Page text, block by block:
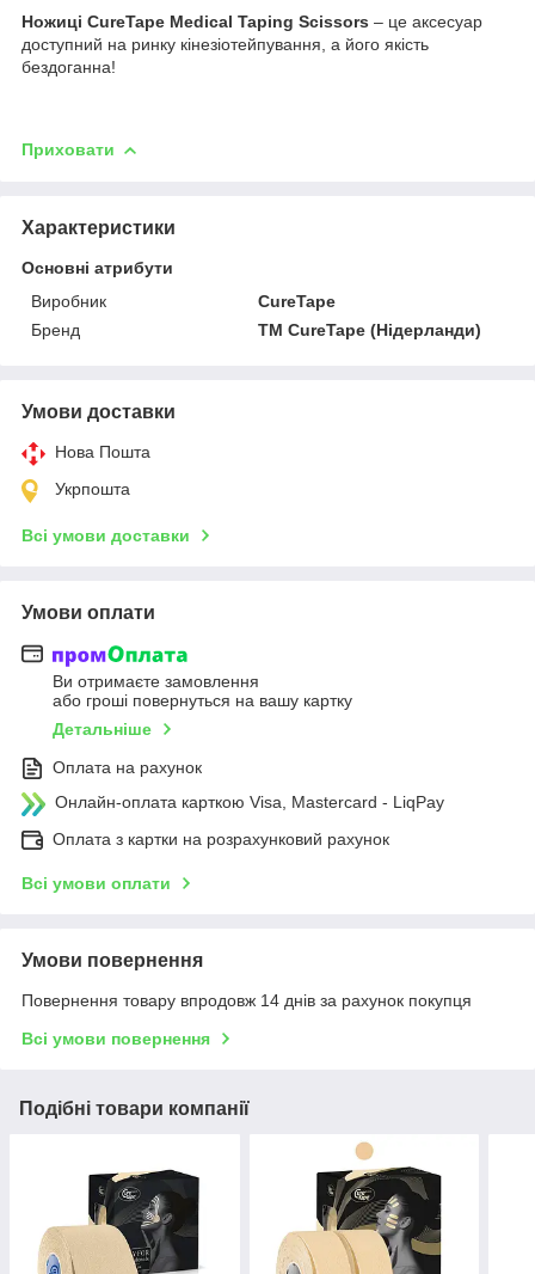
Ножиці CureTape Medical Taping Scissors – це аксесуар
доступний на ринку кінезіотейпування, а його якість
бездоганна!
Приховати
Характеристики
Основні атрибути
Виробник
CureTape
Бренд
TM CureTape (Нідерланди)
Умови доставки
Нова Пошта
Укрпошта
Всі умови доставки
Умови оплати
Ви отримаєте замовлення
або гроші повернуться на вашу картку
Детальніше
Оплата на рахунок
Онлайн-оплата карткою Visa, Mastercard - LiqPay
Оплата з картки на розрахунковий рахунок
Всі умови оплати
Умови повернення
Повернення товару впродовж 14 днів за рахунок покупця
Всі умови повернення
Подібні товари компанії